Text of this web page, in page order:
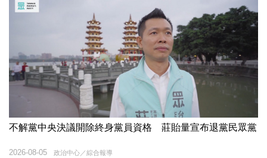
不解黨中央決議開除終身黨員資格 莊貽量宣布退黨民眾黨
政治中心／綜合報導
2026-08-05